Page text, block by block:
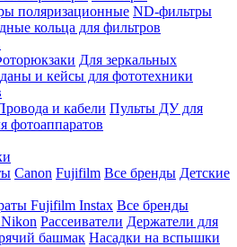
поляризационные ND-фильтры
кольца для фильтров
Для зеркальных
и кейсы для фототехники
и кабели Пульты ДУ для
фотоаппаратов
Canon Fujifilm Все бренды Детские
Fujifilm Instax Все бренды
Рассеиватели Держатели для
башмак Насадки на вспышки